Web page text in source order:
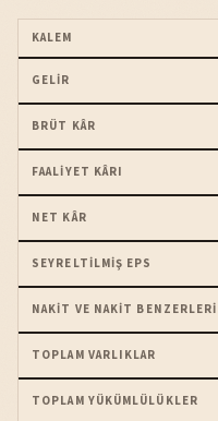
KALEM
GELIR
BRÜT KÂR
FAALIYET KÂRI
NET KÂR
SEYRELTILMIŞ EPS
NAKIT VE NAKIT BENZERLERI
TOPLAM VARLIKLAR
TOPLAM YÜKÜMLÜLÜKLER